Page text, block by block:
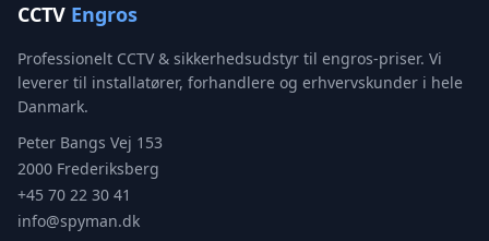
CCTV Engros
Professionelt CCTV & sikkerhedsudstyr til engros-priser. Vi
leverer til installatører, forhandlere og erhvervskunder i hele
Danmark.
Peter Bangs Vej 153
2000 Frederiksberg
+45 70 22 30 41
info@spyman.dk